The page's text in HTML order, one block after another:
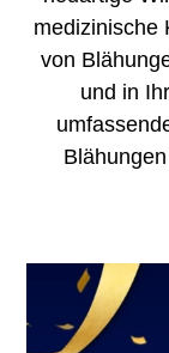
medizinische
von
und in